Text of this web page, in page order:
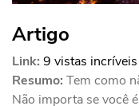
Artigo
Link: 9 vistas
Resumo: Tem como
Não importa se você